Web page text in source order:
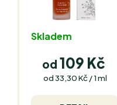
Skladem
od 109 Kč
Měrná
od 33,30 Kč / 1 ml